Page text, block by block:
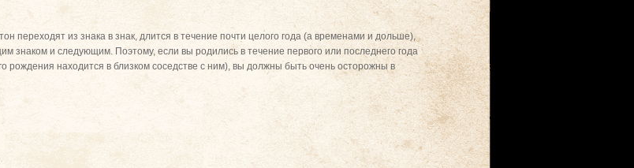
переходят из знака в знак, длится в течение почти целого года (а временами и дольше),
знаком и следующим. Поэтому, если вы родились в течение первого или последнего года
рождения находится в близком соседстве с ним), вы должны быть очень осторожны в